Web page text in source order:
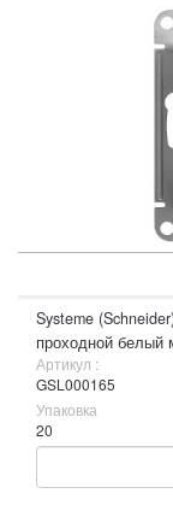
Systeme
проходной белый
Артикул :
GSL000165
Упаковка
20